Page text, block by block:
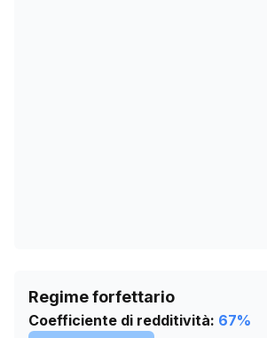
Regime forfettario
Coefficiente di redditività: 67%